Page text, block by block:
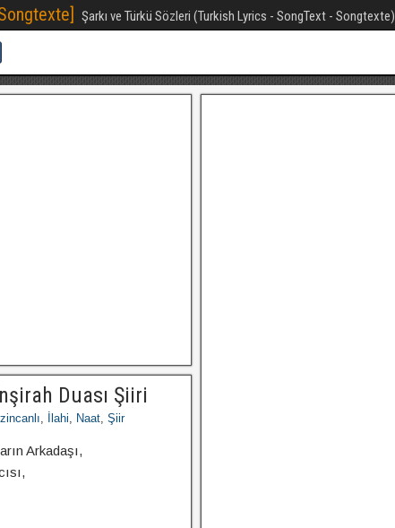
Şarkı ve Türkü Sözleri (Turkish Lyrics - SongText - Songtexte)
Duası Şiiri
, İlahi, Naat, Şiir
Arkadaşı,